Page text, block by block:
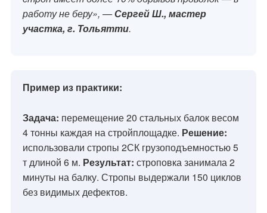
работу не беру», —Сергей Ш., мастер
участка, г. Тольятти.
Пример из практики:
Задача: перемещение 20 стальных балок весом
4 тонны каждая на стройплощадке. Решение:
использовали стропы 2СК грузоподъемностью 5
т длиной 6 м. Результат: строповка занимала 2
минуты на балку. Стропы выдержали 150 циклов
без видимых дефектов.